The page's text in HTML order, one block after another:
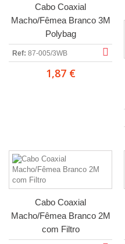
Cabo Coaxial
Macho/Fêmea Branco 3M
Polybag
Ref: 87-005/3WB
1,87 €
Cabo Coaxial
Macho/Fêmea Branco 2M
com Filtro